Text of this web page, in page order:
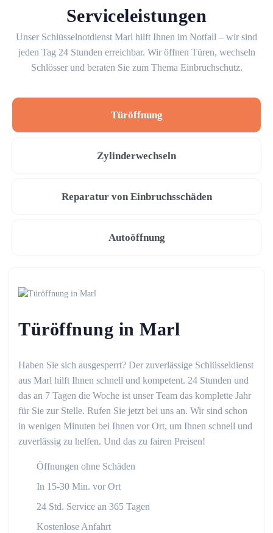
Serviceleistungen
Unser Schlüsselnotdienst Marl hilft Ihnen im Notfall – wir sind
jeden Tag 24 Stunden erreichbar. Wir öffnen Türen, wechseln
Schlösser und beraten Sie zum Thema Einbruchschutz.
Türöffnung
Zylinderwechseln
Reparatur von Einbruchsschäden
Autoöffnung
Türöffnung in Marl
Haben Sie sich ausgesperrt? Der zuverlässige Schlüsseldienst
aus Marl hilft Ihnen schnell und kompetent. 24 Stunden und
das an 7 Tagen die Woche ist unser Team das komplette Jahr
für Sie zur Stelle. Rufen Sie jetzt bei uns an. Wir sind schon
in wenigen Minuten bei Ihnen vor Ort, um Ihnen schnell und
zuverlässig zu helfen. Und das zu fairen Preisen!
Öffnungen ohne Schäden
In 15-30 Min. vor Ort
24 Std. Service an 365 Tagen
Kostenlose Anfahrt